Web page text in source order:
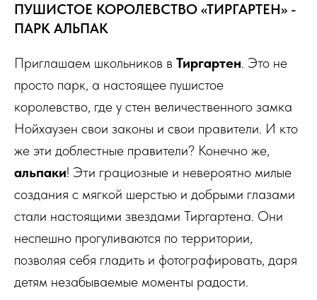
ПУШИСТОЕ КОРОЛЕВСТВО «ТИРГАРТЕН» -
ПАРК АЛЬПАК
Приглашаем школьников в Тиргартен. Это не
просто парк, а настоящее пушистое
королевство, где у стен величественного замка
Нойхаузен свои законы и свои правители. И кто
же эти доблестные правители? Конечно же,
альпаки! Эти грациозные и невероятно милые
создания с мягкой шерстью и добрыми глазами
стали настоящими звездами Тиргартена. Они
неспешно прогуливаются по территории,
позволяя себя гладить и фотографировать, даря
детям незабываемые моменты радости.